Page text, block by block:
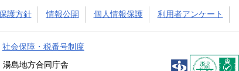
護方針 情報公開 個人情報保護 利用者アンケート
社会保障・税番号制度
島地方合同庁舎